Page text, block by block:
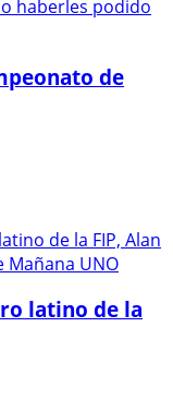
de
latino de la